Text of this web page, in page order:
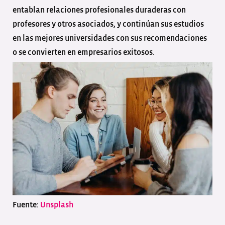
entablan relaciones profesionales duraderas con
profesores y otros asociados, y continúan sus estudios
en las mejores universidades con sus recomendaciones
o se convierten en empresarios exitosos.
Fuente: Unsplash